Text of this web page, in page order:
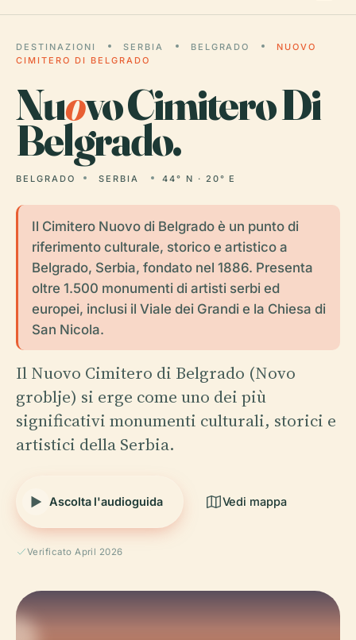
DESTINAZIONI SERBIA BELGRADO
NUOVO
CIMITERO DI BELGRADO
Nuovo Cimitero Di
Belgrado.
BELGRADO SERBIA 44° N · 20° E
Il Cimitero Nuovo di Belgrado è un punto di
riferimento culturale, storico e artistico a
Belgrado, Serbia, fondato nel 1886. Presenta
oltre 1.500 monumenti di artisti serbi ed
europei, inclusi il Viale dei Grandi e la Chiesa di
San Nicola.
Il Nuovo Cimitero di Belgrado (Novo
groblje) si erge come uno dei più
significativi monumenti culturali, storici e
artistici della Serbia.
Ascolta l'audioguida Vedi mappa
Verificato April 2026